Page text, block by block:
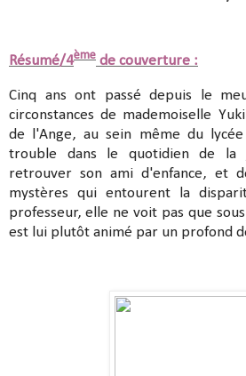
Résumé/4ème de couverture :
Cinq ans ont passé depuis le
circonstances de mademoiselle
de l'Ange, au sein même du
trouble dans le quotidien de la
retrouver son ami d'enfance, et
mystères qui entourent la
professeur, elle ne voit pas que
est lui plutôt animé par un profond